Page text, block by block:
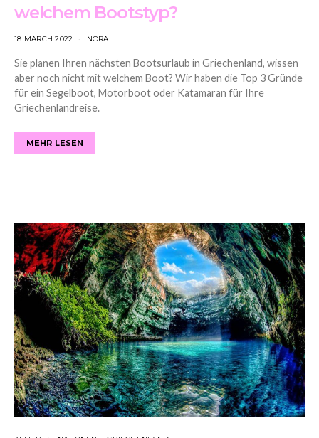
welchem Bootstyp?
18 MARCH 2022 NORA
Sie planen Ihren nächsten Bootsurlaub in Griechenland, wissen
aber noch nicht mit welchem Boot? Wir haben die Top 3 Gründe
für ein Segelboot, Motorboot oder Katamaran für Ihre
Griechenlandreise.
MEHR LESEN